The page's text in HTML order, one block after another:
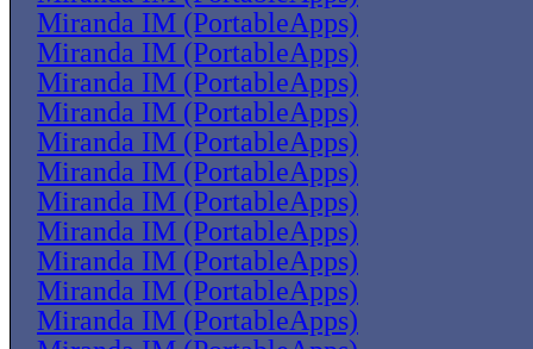
Miranda IM (PortableApps)
Miranda IM (PortableApps)
Miranda IM (PortableApps)
Miranda IM (PortableApps)
Miranda IM (PortableApps)
Miranda IM (PortableApps)
Miranda IM (PortableApps)
Miranda IM (PortableApps)
Miranda IM (PortableApps)
Miranda IM (PortableApps)
Miranda IM (PortableApps)